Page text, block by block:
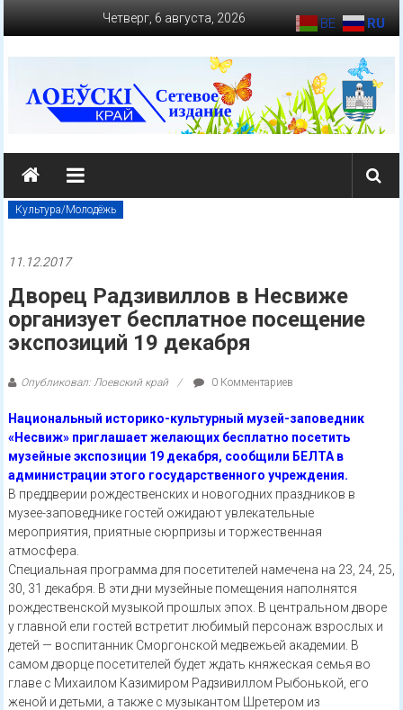
Четверг, 6 августа, 2026
loevkraj.by
Еженедельная
районная
газета
Культура/Молодёжь
11.12.2017
Дворец Радзивиллов в Несвиже
организует бесплатное посещение
экспозиций 19 декабря
Опубликовал: Лоевский край 0 Комментариев
Национальный историко-культурный музей-заповедник
«Несвиж» приглашает желающих бесплатно посетить
музейные экспозиции 19 декабря, сообщили БЕЛТА в
администрации этого государственного учреждения.
В преддверии рождественских и новогодних праздников в
музее-заповеднике гостей ожидают увлекательные
мероприятия, приятные сюрпризы и торжественная
атмосфера.
Специальная программа для посетителей намечена на 23, 24, 25,
30, 31 декабря. В эти дни музейные помещения наполнятся
рождественской музыкой прошлых эпох. В центральном дворе
у главной ели гостей встретит любимый персонаж взрослых и
детей — воспитанник Сморгонской медвежьей академии. В
самом дворце посетителей будет ждать княжеская семья во
главе с Михаилом Казимиром Радзивиллом Рыбонькой, его
женой и детьми, а также с музыкантом Шретером из
BE RU